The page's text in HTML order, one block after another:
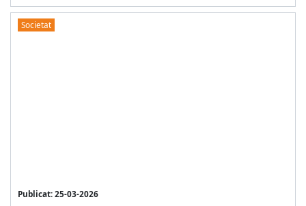
Societat
Publicat: 25-03-2026